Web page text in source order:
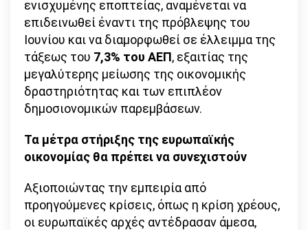
ενισχυμένης εποπτείας, αναμένεται να
επιδεινωθεί έναντι της πρόβλεψης του
Ιουνίου και να διαμορφωθεί σε έλλειμμα της
τάξεως του 7,3% του ΑΕΠ, εξαιτίας της
μεγαλύτερης μείωσης της οικονομικής
δραστηριότητας και των επιπλέον
δημοσιονομικών παρεμβάσεων.
Τα μέτρα στήριξης της ευρωπαϊκής
οικονομίας θα πρέπει να συνεχιστούν
Αξιοποιώντας την εμπειρία από
προηγούμενες κρίσεις, όπως η κρίση χρέους,
οι ευρωπαϊκές αρχές αντέδρασαν άμεσα,